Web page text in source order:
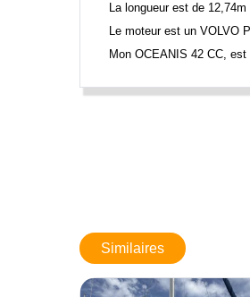
La longueur est de
Le moteur est un VOLVO
Mon OCEANIS 42 CC, est
Similaires